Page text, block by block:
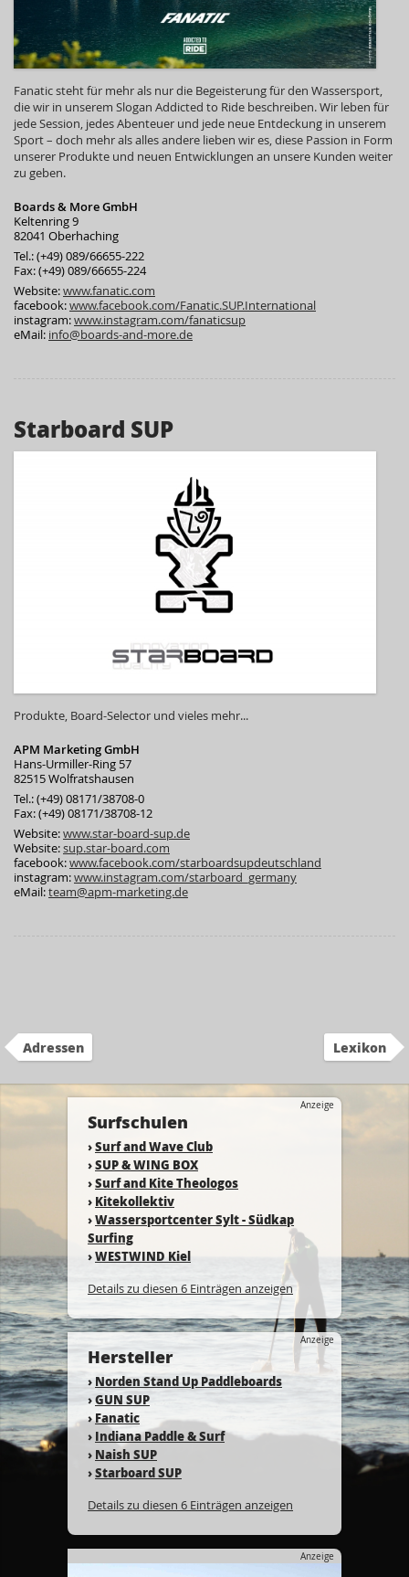
Fanatic steht für mehr als nur die Begeisterung für den Wassersport,
die wir in unserem Slogan Addicted to Ride beschreiben. Wir leben für
jede Session, jedes Abenteuer und jede neue Entdeckung in unserem
Sport – doch mehr als alles andere lieben wir es, diese Passion in Form
unserer Produkte und neuen Entwicklungen an unsere Kunden weiter
zu geben.
Boards & More GmbH
Keltenring 9
82041 Oberhaching
Tel.: (+49) 089/66655-222
Fax: (+49) 089/66655-224
Website:www.fanatic.com
facebook:www.facebook.com/Fanatic.SUP.International
instagram:www.instagram.com/fanaticsup
eMail: info@boards-and-more.de
Starboard SUP
Produkte, Board-Selector und vieles mehr...
APM Marketing GmbH
Hans-Urmiller-Ring 57
82515 Wolfratshausen
Tel.: (+49) 08171/38708-0
Fax: (+49) 08171/38708-12
Website:www.star-board-sup.de
Website:sup.star-board.com
facebook:www.facebook.com/starboardsupdeutschland
instagram:www.instagram.com/starboard_germany
eMail:team@apm-marketing.de
Adressen Lexikon
Anzeige
Surfschulen
›Surf and Wave Club
›SUP & WING BOX
›Surf and Kite Theologos
› Kitekollektiv
›Wassersportcenter Sylt - Südkap
Surfing
›WESTWIND Kiel
Details zu diesen 6 Einträgen anzeigen
Anzeige
Hersteller
› Norden Stand Up Paddleboards
›GUN SUP
›Fanatic
› Indiana Paddle & Surf
› Naish SUP
›Starboard SUP
Details zu diesen 6 Einträgen anzeigen
Anzeige